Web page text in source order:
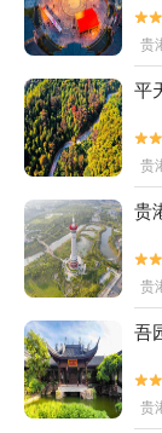
贵
平
贵
贵
贵
吾
贵